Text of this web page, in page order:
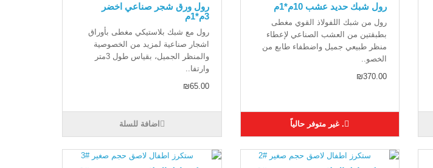
رول شبك حديد عشب 10م*1م
رول من شبك اللفولاذ القوي مغطى
بطبقتين من العشب الصناعي لإعطاء
منظر طبيعي جميل واضطفاء طابع من
الخصو..
₪370.00
. غير متوفر حالياً
رول ورق شجر صناعي اخضر
3م*1م
رول مع شبك بلاستيكي مغطى بأوراق
اشجار صناعية لمزيد من الخصوصية
والمنظر الجميل، بقياس طول 3متر
وارتفا..
₪65.00
اضافة للسلة